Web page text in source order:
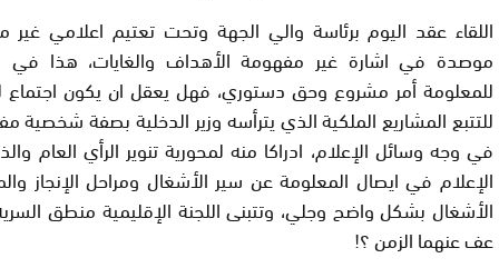
اللقاء عقد اليوم برئاسة والي الجهة وتحت تعتيم اعلامي
موصدة في اشارة غير مفهومة الأهداف والغايات، هذا
للمعلومة أمر مشروع وحق دستوري، فهل يعقل ان يكون اجتماع
للتتبع المشاريع الملكية الذي يترأسه وزير الدخلية بصفة شخصية
في وجه وسائل الإعلام، ادراكا منه لمحورية تنوير الرأي العام
الإعلام في ايصال المعلومة عن سير الأشغال ومراحل الإنجاز
الأشغال بشكل واضح وجلي، وتتبنى اللجنة الإقليمية منطق
عف عنهما الزمن ؟!